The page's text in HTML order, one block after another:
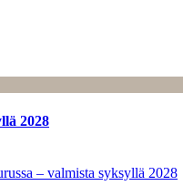
2028
– valmista syksyllä 2028